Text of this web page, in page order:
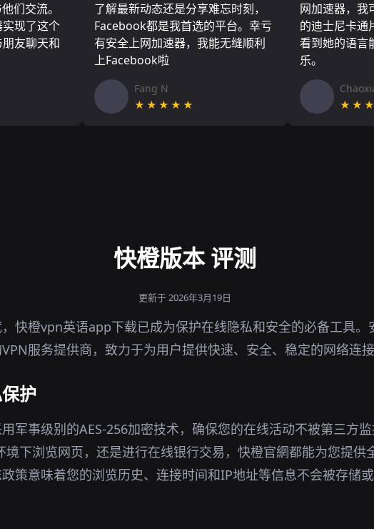
们交流。
现了这个
友聊天和
了解最新动态还是分享难忘时刻，
Facebook都是我首选的平台。幸亏
有安全上网加速器，我能无缝顺利
上Facebook啦
Fang N
★★★★★
网加速器，我
的迪士尼卡通
看到她的语言
乐。
快橙版本 评测
更新于 2026年3月19日
快橙vpn英语app下载已成为保护在线隐私和安全的必备工具。
服务提供商，致力于为用户提供快速、安全、稳定的网络连接
护
军事级别的AES-256加密技术，确保您的在线活动不被第三方
境下浏览网页，还是进行在线银行交易，快橙官網都能为您提供
策意味着您的浏览历史、连接时间和IP地址等信息不会被存储